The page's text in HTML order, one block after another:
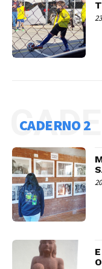
CADERNO 2